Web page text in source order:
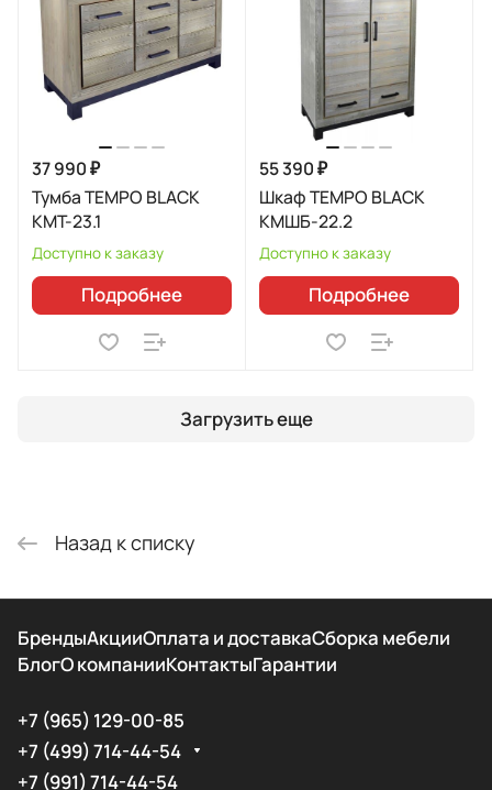
37 990 ₽
Тумба TEMPO BLACK
КМТ-23.1
Доступно к заказу
Подробнее
55 390 ₽
Шкаф TEMPO BLACK
КМШБ-22.2
Доступно к заказу
Подробнее
Загрузить еще
Назад к списку
БрендыАкцииОплата и доставкаСборка мебели
БлогО компанииКонтактыГарантии
+7 (965) 129-00-85
+7 (499) 714-44-54
+7 (991) 714-44-54